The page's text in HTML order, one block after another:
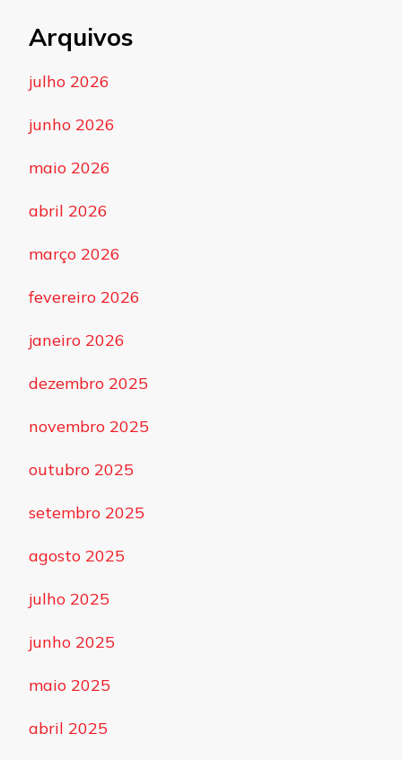
Arquivos
julho 2026
junho 2026
maio 2026
abril 2026
março 2026
fevereiro 2026
janeiro 2026
dezembro 2025
novembro 2025
outubro 2025
setembro 2025
agosto 2025
julho 2025
junho 2025
maio 2025
abril 2025